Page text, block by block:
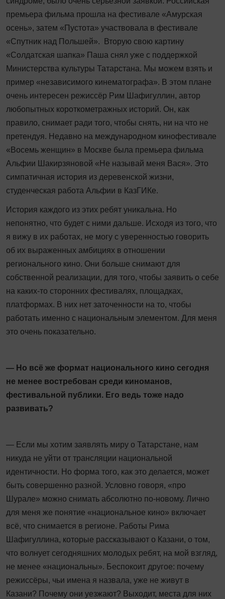
премь­ера фильма прошла на фес­тивале «Амурская
осень», затем «Пустота» участвовала в фестивале
«Спутник над Польшей». Вторую свою картину
«Солдатская шапка» Паша снял уже с поддержкой
Министерства культуры Татарстана. Мы можем взять и
пример «независимого кинематографа». В этом плане
очень интересен режиссёр Рим Шафигуллин, автор
любопытных короткометражных историй. Он, как
правило, снимает ради того, чтобы снять, ни на что не
претендуя. Недавно на международном кинофестивале
«Восемь женщин» в Москве была премьера фильма
Альфии Шакирзяновой «Не называй меня Вася». Это
симпатичная история из деревенской жизни,
студенческая работа Альфии в КазГИКе.
История каждого из этих ребят уникальна. Но
непонятно, что будет с ними дальше. Исходя из того, что
я вижу в их работах, не могу с уверенностью говорить
об их выраженных амбициях в отношении
регионального кино. Они больше снимают для
собственной реализации, для того, чтобы заявить о себе
на каких-то сторонних фестивалях, площадках,
платформах. В них нет заточенности на то, чтобы
работать именно с национальным элементом. Для меня
это очень показательно.
— Но всё же формат национального кино сегодня
не менее востребован среди киноманов,
фестивальной публики. Его ведь тоже надо
развивать?
— Если мы хотим заявлять миру о Татарстане, нам
никуда не уйти от трансляции национальной
идентичности. Но форма того, как это делается, может
быть совершенно разной. Условно говоря, «про
Шурале» можно снимать абсолютно по-новому. Лично
для меня же понятие «национальное кино» включает
всё, что снимается в регионе. Работы Рима
Шафигуллина, которые рассказывают о Казани, о том,
что волнует сегодняшних молодых ребят, на мой взгляд,
не менее «национальны». Беспокоит другое: почему
режиссёры, чьи имена я назвала, уже не живут в
Казани? Почему они уезжают? Выходит, места для них